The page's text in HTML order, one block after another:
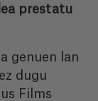
prestatu
genuen lan
dugu
Films